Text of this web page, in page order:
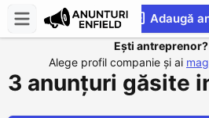
Adaugă
Ești antreprenor?
Alege profil companie și ai
3 anunțuri găsite